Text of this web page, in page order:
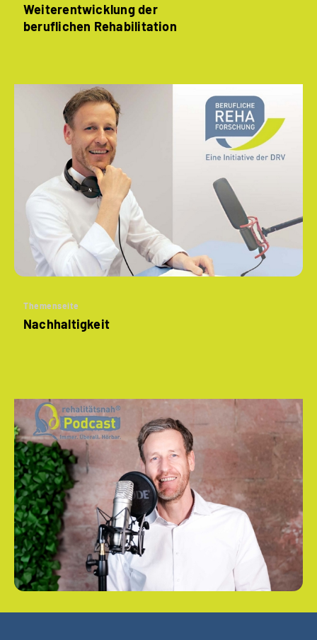
Weiterentwicklung der
beruflichen Rehabilitation
Themenseite
Nachhaltigkeit